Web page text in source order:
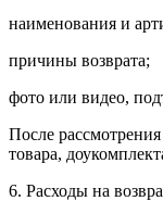
наименования и
причины возврата;
фото или видео,
После
товара,
6. Расходы на